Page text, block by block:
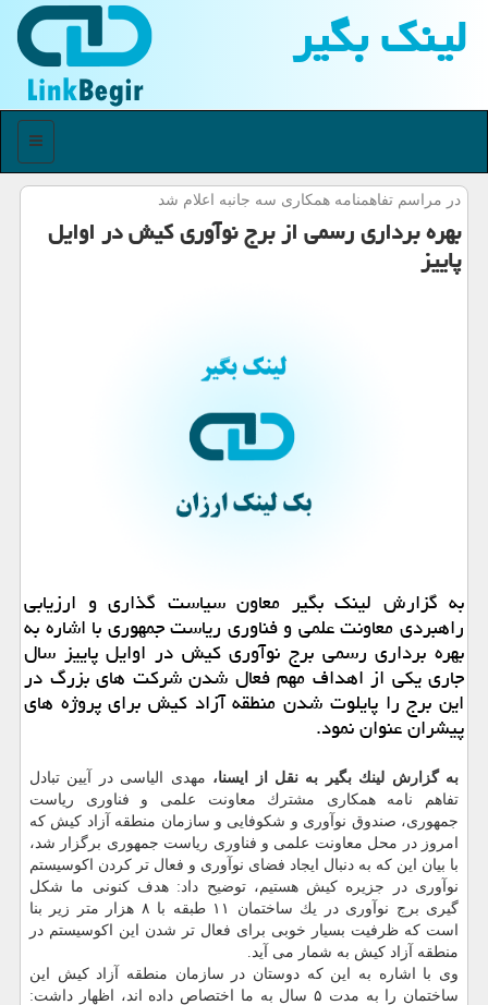
لینك بگیر
منو
در مراسم تفاهمنامه همكاری سه جانبه اعلام شد
بهره برداری رسمی از برج نوآوری كیش در اوایل
پاییز
به گزارش لینك بگیر معاون سیاست گذاری و ارزیابی
راهبردی معاونت علمی و فناوری ریاست جمهوری با اشاره به
بهره برداری رسمی برج نوآوری كیش در اوایل پاییز سال
جاری یكی از اهداف مهم فعال شدن شركت های بزرگ در
این برج را پایلوت شدن منطقه آزاد كیش برای پروژه های
پیشران عنوان نمود.
به گزارش لینك بگیر به نقل از ایسنا، مهدی الیاسی در آیین تبادل
تفاهم نامه همكاری مشترك معاونت علمی و فناوری ریاست
جمهوری، صندوق نوآوری و شكوفایی و سازمان منطقه آزاد كیش كه
امروز در محل معاونت علمی و فناوری ریاست جمهوری برگزار شد،
با بیان این كه به دنبال ایجاد فضای نوآوری و فعال تر كردن اكوسیستم
نوآوری در جزیره كیش هستیم، توضیح داد: هدف كنونی ما شكل
گیری برج نوآوری در یك ساختمان ۱۱ طبقه با ۸ هزار متر زیر بنا
است كه ظرفیت بسیار خوبی برای فعال تر شدن این اكوسیستم در
منطقه آزاد كیش به شمار می آید.
وی با اشاره به این كه دوستان در سازمان منطقه آزاد كیش این
ساختمان را به مدت ۵ سال به ما اختصاص داده اند، اظهار داشت: